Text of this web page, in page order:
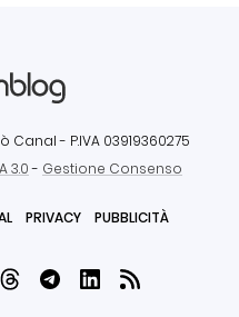
Canal - P.IVA 03919360275
3.0- Gestione Consenso
PRIVACY PUBBLICITÀ